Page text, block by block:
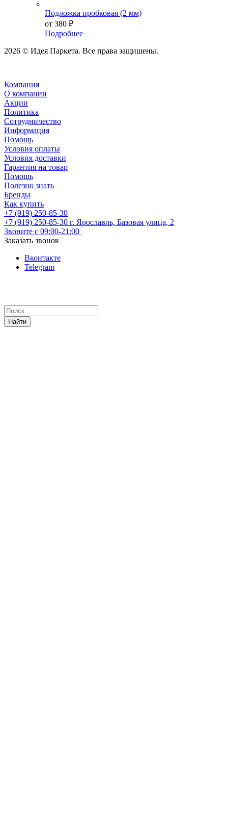
Подложка пробковая (2 мм)
от 380 ₽
Подробнее
2026 © Идея Паркета. Все права защишены.
Компания
О компании
Акции
Политика
Сотрудничество
Информация
Помощь
Условия оплаты
Условия доставки
Гарантия на товар
Помощь
Полезно знать
Бренды
Как купить
+7 (919) 250-85-30
+7 (919) 250-85-30 г. Ярославль, Базовая улица, 2
Звоните с 09:00-21:00
Заказать звонок
Вконтакте
Telegram
Найти